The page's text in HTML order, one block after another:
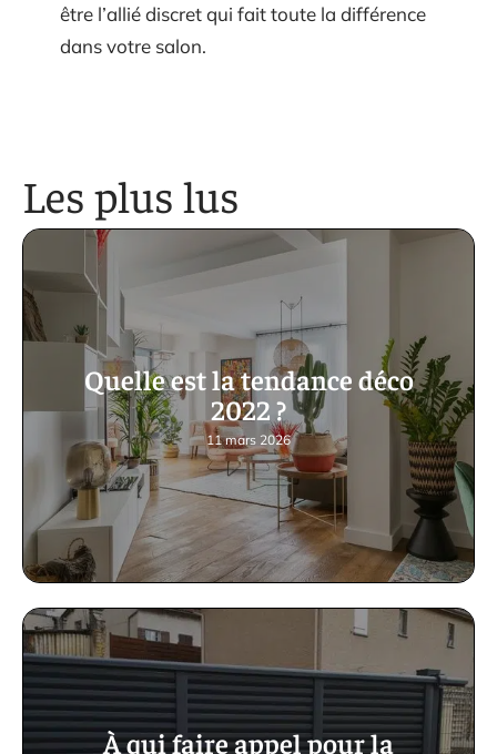
être l’allié discret qui fait toute la différence
dans votre salon.
Les plus lus
Quelle est la tendance déco
2022 ?
11 mars 2026
À qui faire appel pour la